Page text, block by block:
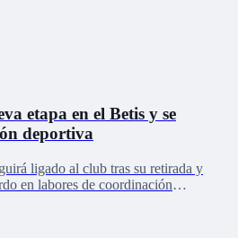
etapa en el Betis y se
deportiva
ligado al club tras su retirada y
en labores de coordinación